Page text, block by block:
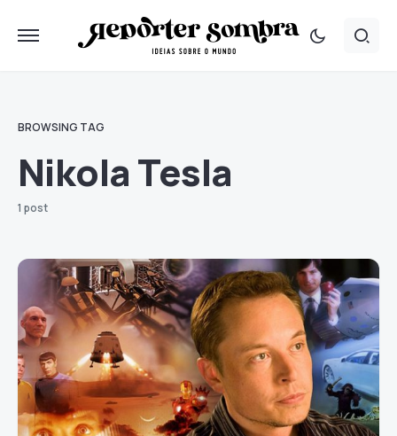
BROWSING TAG
Nikola Tesla
1 post